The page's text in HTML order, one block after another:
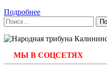
Подробнее
Найти:
МЫ В СОЦСЕТЯХ